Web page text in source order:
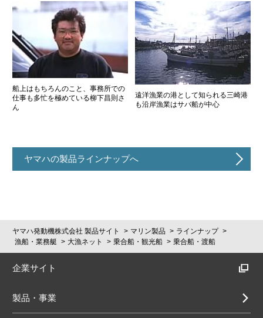
船上はもちろんのこと、事務所での
仕事も多忙を極めている柳下昌則さ
ん
遠洋漁業の港として知られる三崎港
も沿岸漁業はサバ船が中心
ヤマハの製品ラインナップへ
ヤマハ発動機株式会社 製品サイト マリン製品
ラインナップ
漁船・業務艇
大漁ネット 乗合船・観光船 乗合船・渡船
企業サイト
製品・事業